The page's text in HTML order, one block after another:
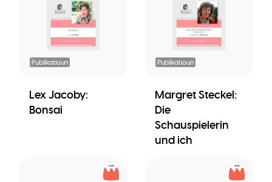
Publikatioun
Lex Jacoby:
Bonsai
Publikatioun
Margret Steckel:
Die
Schauspielerin
und ich